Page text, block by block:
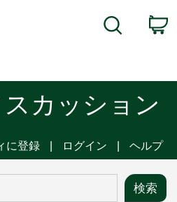
Search
カッション
に登録 ログイン ヘルプ